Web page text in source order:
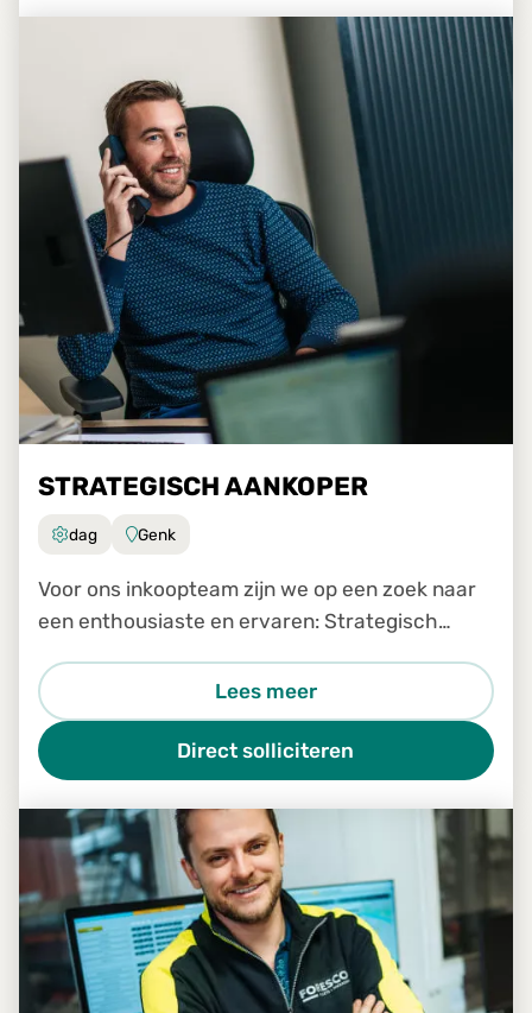
STRATEGISCH AANKOPER
dag Genk
Voor ons inkoopteam zijn we op een zoek naar
een enthousiaste en ervaren: Strategisch
Lees meer
Direct solliciteren